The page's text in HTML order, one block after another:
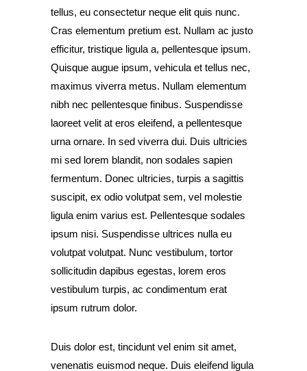
tellus, eu consectetur neque elit quis nunc.
Cras elementum pretium est. Nullam ac justo
efficitur, tristique ligula a, pellentesque ipsum.
Quisque augue ipsum, vehicula et tellus nec,
maximus viverra metus. Nullam elementum
nibh nec pellentesque finibus. Suspendisse
laoreet velit at eros eleifend, a pellentesque
urna ornare. In sed viverra dui. Duis ultricies
mi sed lorem blandit, non sodales sapien
fermentum. Donec ultricies, turpis a sagittis
suscipit, ex odio volutpat sem, vel molestie
ligula enim varius est. Pellentesque sodales
ipsum nisi. Suspendisse ultrices nulla eu
volutpat volutpat. Nunc vestibulum, tortor
sollicitudin dapibus egestas, lorem eros
vestibulum turpis, ac condimentum erat
ipsum rutrum dolor.
Duis dolor est, tincidunt vel enim sit amet,
venenatis euismod neque. Duis eleifend ligula